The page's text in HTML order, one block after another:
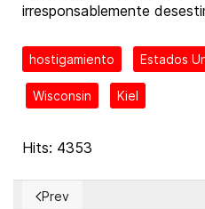
irresponsablemente
hostigamiento Estados
Wisconsin Kiel
Hits: 4353
Previous article:
Prev